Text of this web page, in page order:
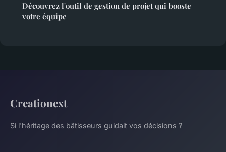
Découvrez l'outil de gestion de projet qui booste
votre équipe
Creationext
Si l'héritage des bâtisseurs guidait vos décisions ?